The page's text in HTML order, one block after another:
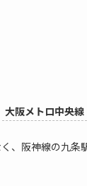
大阪メトロ中央線
、阪神線の九条